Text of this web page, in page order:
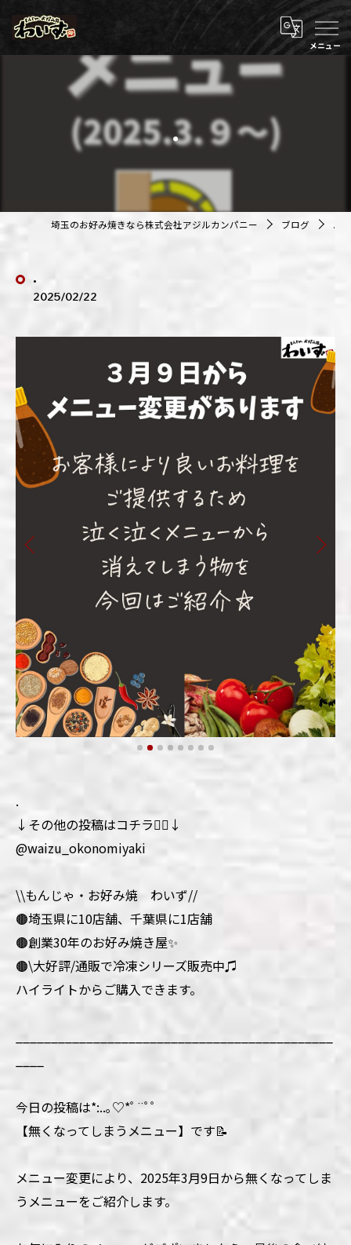
.
埼玉のお好み焼きなら株式会社アジルカンパニー ブログ .
.
2025/02/22
.
↓その他の投稿はコチラ💁‍♀️↓
@waizu_okonomiyaki
\\もんじゃ・お好み焼 わいず//
🟤埼玉県に10店舗、千葉県に1店舗
🟤創業30年のお好み焼き屋✨
🟤\大好評/通販で冷凍シリーズ販売中♫
ハイライトからご購入できます。
今日の投稿は*:..｡♡*ﾟ¨ﾟﾟ
【無くなってしまうメニュー】です📝
メニュー変更により、2025年3月9日から無くなってしま
うメニューをご紹介します。